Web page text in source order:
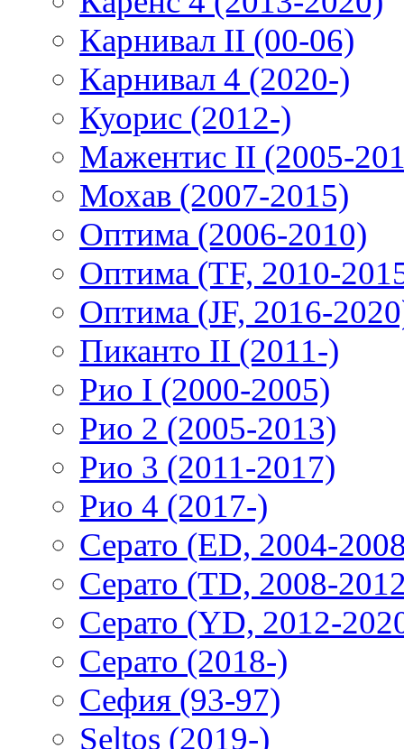
Карнивал II (00-06)
Карнивал 4 (2020-)
Куорис (2012-)
Мажентис II (2005-
Мохав (2007-2015)
Оптима (2006-2010)
Оптима (TF, 2010-
Оптима (JF, 2016-
Пиканто II (2011-)
Рио I (2000-2005)
Рио 2 (2005-2013)
Рио 3 (2011-2017)
Рио 4 (2017-)
Серато (ED, 2004-
Серато (TD, 2008-
Серато (YD, 2012-
Серато (2018-)
Сефия (93-97)
Seltos (2019-)